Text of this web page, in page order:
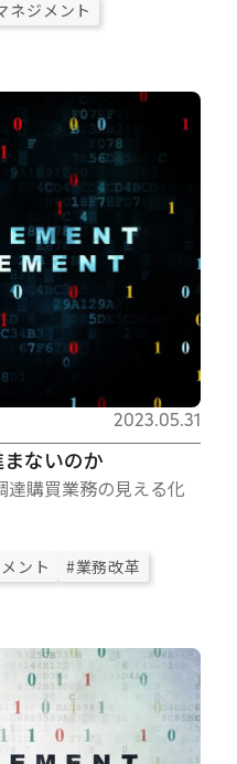
ネジメント
ないのか
購買業務の見える化
2023.05.31
ント #業務改革